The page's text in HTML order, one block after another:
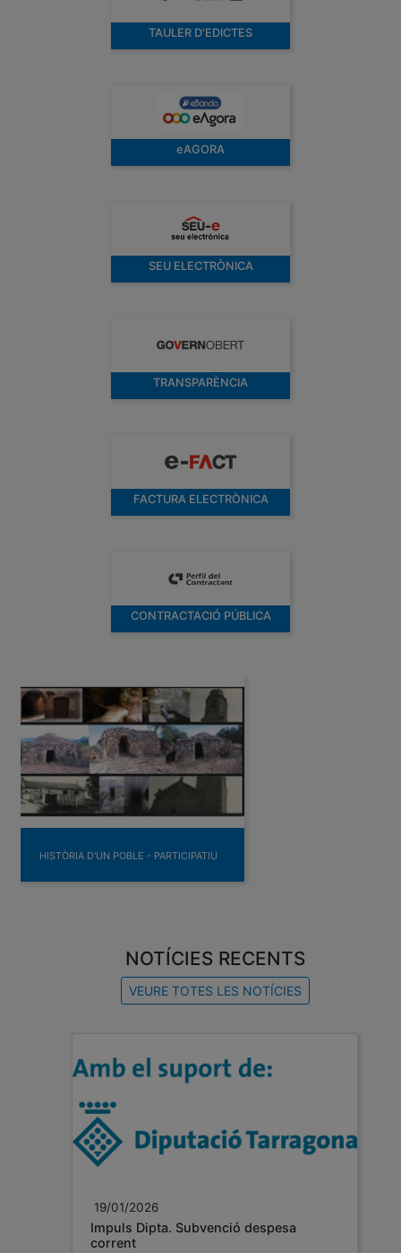
TAULER D'EDICTES
eAGORA
SEU ELECTRÒNICA
TRANSPARÈNCIA
FACTURA ELECTRÒNICA
CONTRACTACIÓ PÚBLICA
NOTÍCIES RECENTS
VEURE TOTES LES NOTÍCIES
19/01/2026
Impuls Dipta. Subvenció despesa
corrent